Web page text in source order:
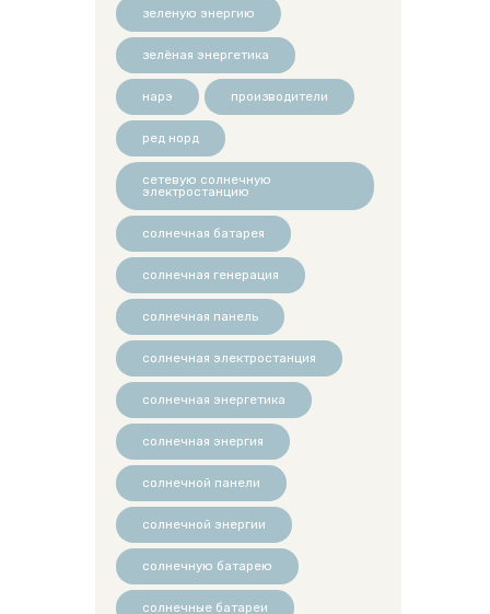
зеленую энергию
зелёная энергетика
нарэ производители
ред норд
сетевую солнечную
электростанцию
солнечная батарея
солнечная генерация
солнечная панель
солнечная электростанция
солнечная энергетика
солнечная энергия
солнечной панели
солнечной энергии
солнечную батарею
солнечные батареи